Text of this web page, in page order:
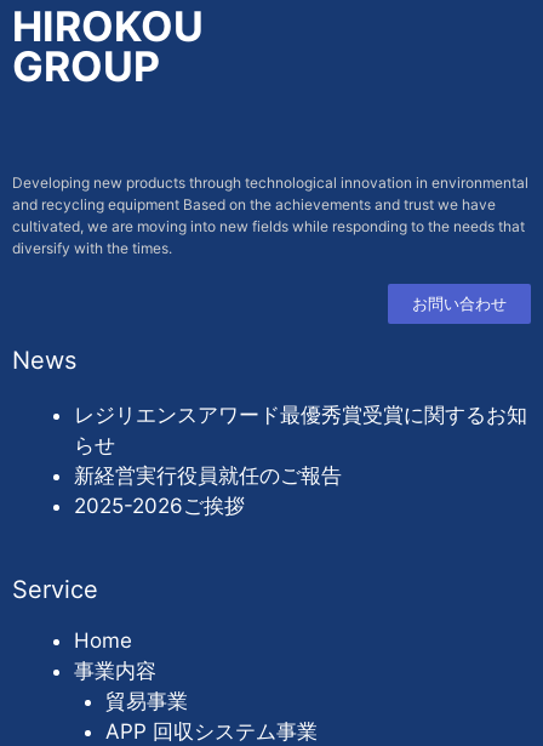
HIROKOU
GROUP
Developing new products through technological innovation in environmental
and recycling equipment Based on the achievements and trust we have
cultivated, we are moving into new fields while responding to the needs that
diversify with the times.
お問い合わせ
News
レジリエンスアワード最優秀賞受賞に関するお知
らせ
新経営実行役員就任のご報告
2025-2026ご挨拶
Service
Home
事業内容
貿易事業
APP 回収システム事業